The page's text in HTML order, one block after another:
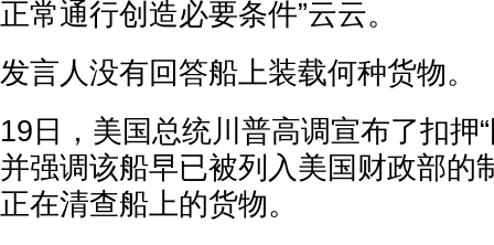
正常通行创造必要条件”云云。
发言人没有回答船上装载何种货物。
19日，美国总统川普高调宣布了扣押
并强调该船早已被列入美国财政部的
正在清查船上的货物。